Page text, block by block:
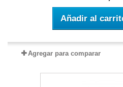
Añadir al
Agregar para comparar